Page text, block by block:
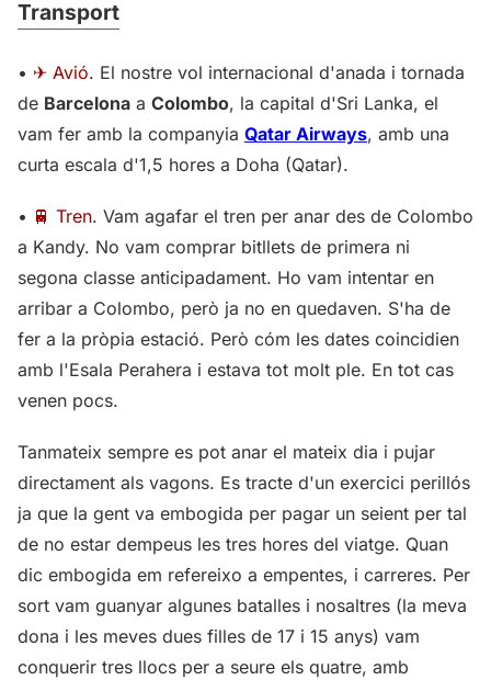
Transport
• ✈ Avió. El nostre vol internacional d'anada i tornada
de Barcelona a Colombo, la capital d'Sri Lanka, el
vam fer amb la companyia Qatar Airways, amb una
curta escala d'1,5 hores a Doha (Qatar).
• 🚆 Tren. Vam agafar el tren per anar des de Colombo
a Kandy. No vam comprar bitllets de primera ni
segona classe anticipadament. Ho vam intentar en
arribar a Colombo, però ja no en quedaven. S'ha de
fer a la pròpia estació. Però cóm les dates coincidien
amb l'Esala Perahera i estava tot molt ple. En tot cas
venen pocs.
Tanmateix sempre es pot anar el mateix dia i pujar
directament als vagons. Es tracte d'un exercici perillós
ja que la gent va embogida per pagar un seient per tal
de no estar dempeus les tres hores del viatge. Quan
dic embogida em refereixo a empentes, i carreres. Per
sort vam guanyar algunes batalles i nosaltres (la meva
dona i les meves dues filles de 17 i 15 anys) vam
conquerir tres llocs per a seure els quatre, amb